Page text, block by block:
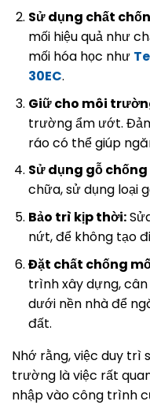
Sử dụng chất
mối hiệu quả như
mối hóa học như
30EC.
Giữ cho môi
trường ẩm ướt.
ráo có thể giúp
Sử dụng gỗ
chữa, sử dụng loại
Bảo trì kịp thời:
nứt, để không tạo
Đặt chất chống
trình xây dựng,
dưới nền nhà để
đất.
Nhớ rằng, việc duy trì
trường là việc rất
nhập vào công trình